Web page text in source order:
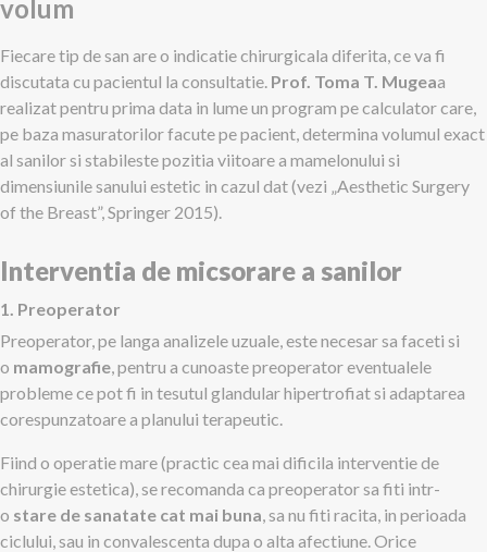
volum
Fiecare tip de san are o indicatie chirurgicala diferita, ce va fi
discutata cu pacientul la consultatie. Prof. Toma T. Mugeaa
realizat pentru prima data in lume un program pe calculator care,
pe baza masuratorilor facute pe pacient, determina volumul exact
al sanilor si stabileste pozitia viitoare a mamelonului si
dimensiunile sanului estetic in cazul dat (vezi „Aesthetic Surgery
of the Breast”, Springer 2015).
Interventia de micsorare a sanilor
1. Preoperator
Preoperator, pe langa analizele uzuale, este necesar sa faceti si
o mamografie, pentru a cunoaste preoperator eventualele
probleme ce pot fi in tesutul glandular hipertrofiat si adaptarea
corespunzatoare a planului terapeutic.
Fiind o operatie mare (practic cea mai dificila interventie de
chirurgie estetica), se recomanda ca preoperator sa fiti intr-
o stare de sanatate cat mai buna, sa nu fiti racita, in perioada
ciclului, sau in convalescenta dupa o alta afectiune. Orice